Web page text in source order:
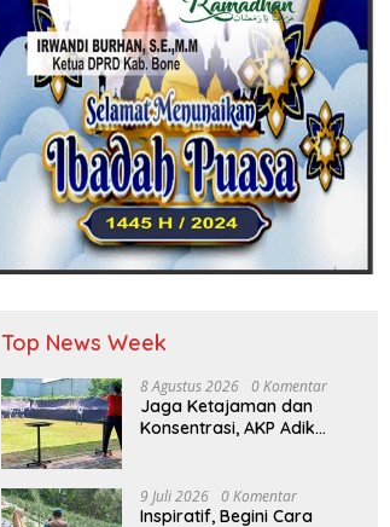
Top News Week
8 Agustus 2026 0 Komentar
Jaga Ketajaman dan
Konsentrasi, AKP Adik
Tengah Kesibukan
9 Juli 2026 0 Komentar
Inspiratif, Begini Cara